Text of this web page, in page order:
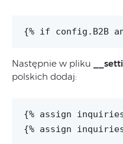
Następnie w pliku
polskich dodaj:
{% assign